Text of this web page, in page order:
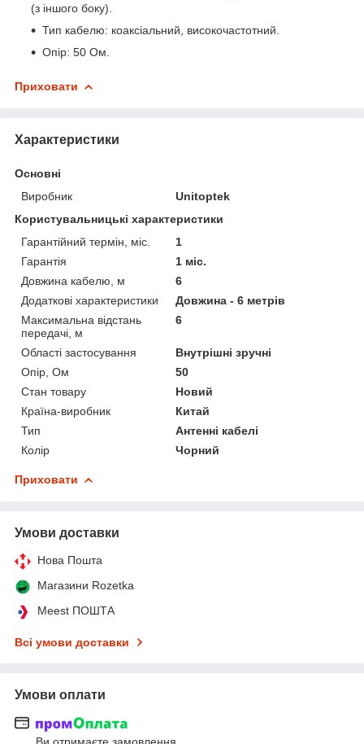
(з іншого боку).
Тип кабелю: коаксіальний, високочастотний.
Опір: 50 Ом.
Приховати
Характеристики
Основні
Виробник
Unitoptek
Користувальницькі характеристики
Гарантійний термін, міс.
1
Гарантія
1 міс.
Довжина кабелю, м
6
Додаткові характеристики
Довжина - 6 метрів
Максимальна відстань
передачі, м
6
Області застосування
Внутрішні зручні
Опір, Ом
50
Стан товару
Новий
Країна-виробник
Китай
Тип
Антенні кабелі
Колір
Чорний
Приховати
Умови доставки
Нова Пошта
Магазини Rozetka
Meest ПОШТА
Всі умови доставки
Умови оплати